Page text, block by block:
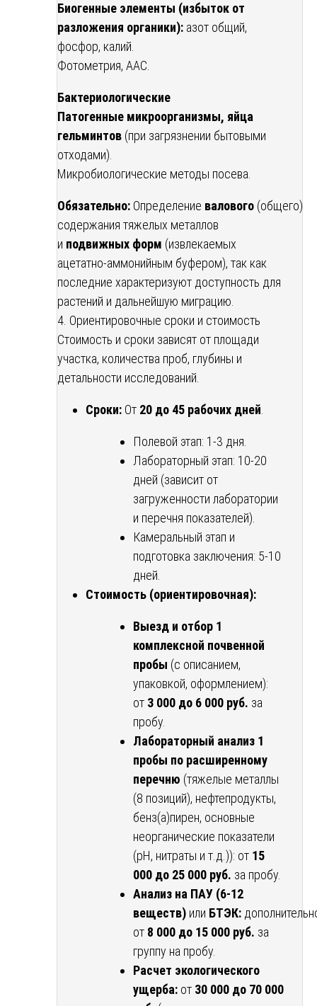
Биогенные элементы (избыток от
разложения органики): азот общий,
фосфор, калий.
Фотометрия, ААС.
Бактериологические
Патогенные микроорганизмы, яйца
гельминтов (при загрязнении бытовыми
отходами).
Микробиологические методы посева.
Обязательно: Определение валового (общего)
содержания тяжелых металлов
и подвижных форм (извлекаемых
ацетатно-аммонийным буфером), так как
последние характеризуют доступность для
растений и дальнейшую миграцию.
4. Ориентировочные сроки и стоимость
Стоимость и сроки зависят от площади
участка, количества проб, глубины и
детальности исследований.
Сроки: От 20 до 45 рабочих дней.
Полевой этап: 1-3 дня.
Лабораторный этап: 10-20
дней (зависит от
загруженности лаборатории
и перечня показателей).
Камеральный этап и
подготовка заключения: 5-10
дней.
Стоимость (ориентировочная):
Выезд и отбор 1
комплексной почвенной
пробы (с описанием,
упаковкой, оформлением):
от 3 000 до 6 000 руб. за
пробу.
Лабораторный анализ 1
пробы по расширенному
перечню (тяжелые металлы
(8 позиций), нефтепродукты,
бенз(а)пирен, основные
неорганические показатели
(pH, нитраты и т.д.)): от 15
000 до 25 000 руб. за пробу.
Анализ на ПАУ (6-12
веществ) или БТЭК:
от 8 000 до 15 000 руб. за
группу на пробу.
Расчет экологического
ущерба: от 30 000 до 70 000